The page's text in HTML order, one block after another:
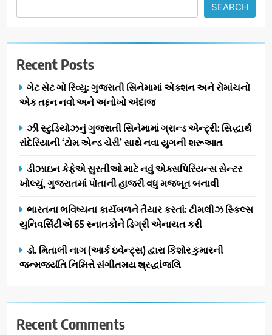
SEARCH
Recent Posts
ગેટ સેટ ગો રિવ્યુ: ગુજરાતી સિનેમામાં એક્શન અને રોમાંચનો
એક તદ્દન નવો અને અનોખો અંદાજ
ઝી સ્ટુડિયોઝનું ગુજરાતી સિનેમામાં ગ્રાન્ડ એન્ટ્રી: સિદ્ધાર્થ
રાંદેરિયાની ‘ટોમ એન્ડ ચેરી’ સાથે નવા યુગની શરૂઆત
ડીઝાઇન કેફેએ સુરતીઓ માટે નવું એક્સપિરિયન્સ સેન્ટર
ખોલ્યું, ગુજરાતમાં પોતાની હાજરી વધુ મજબૂત બનાવી
ભારતના ભવિષ્યના કાર્યબળને તૈયાર કરતાં: ટીમલીઝ સ્કિલ્સ
યુનિવર્સિટીએ 65 સ્નાતકોને ડિગ્રી એનાયત કરી
ડો. મિતાલી નાગ (આર્ક ઇવેન્ટ્સ) દ્વારા કિશોર કુમારની
જન્મજયંતિ નિમિત્તે સંગીતમય શ્રદ્ધાંજલિ
Recent Comments